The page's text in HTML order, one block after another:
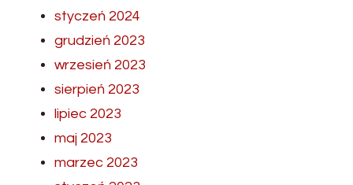
styczeń 2024
grudzień 2023
wrzesień 2023
sierpień 2023
lipiec 2023
maj 2023
marzec 2023